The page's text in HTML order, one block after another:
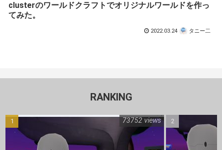
clusterのワールドクラフトでオリジナルワールドを作っ
てみた。
2022.03.24 タニー二
RANKING
73752 views